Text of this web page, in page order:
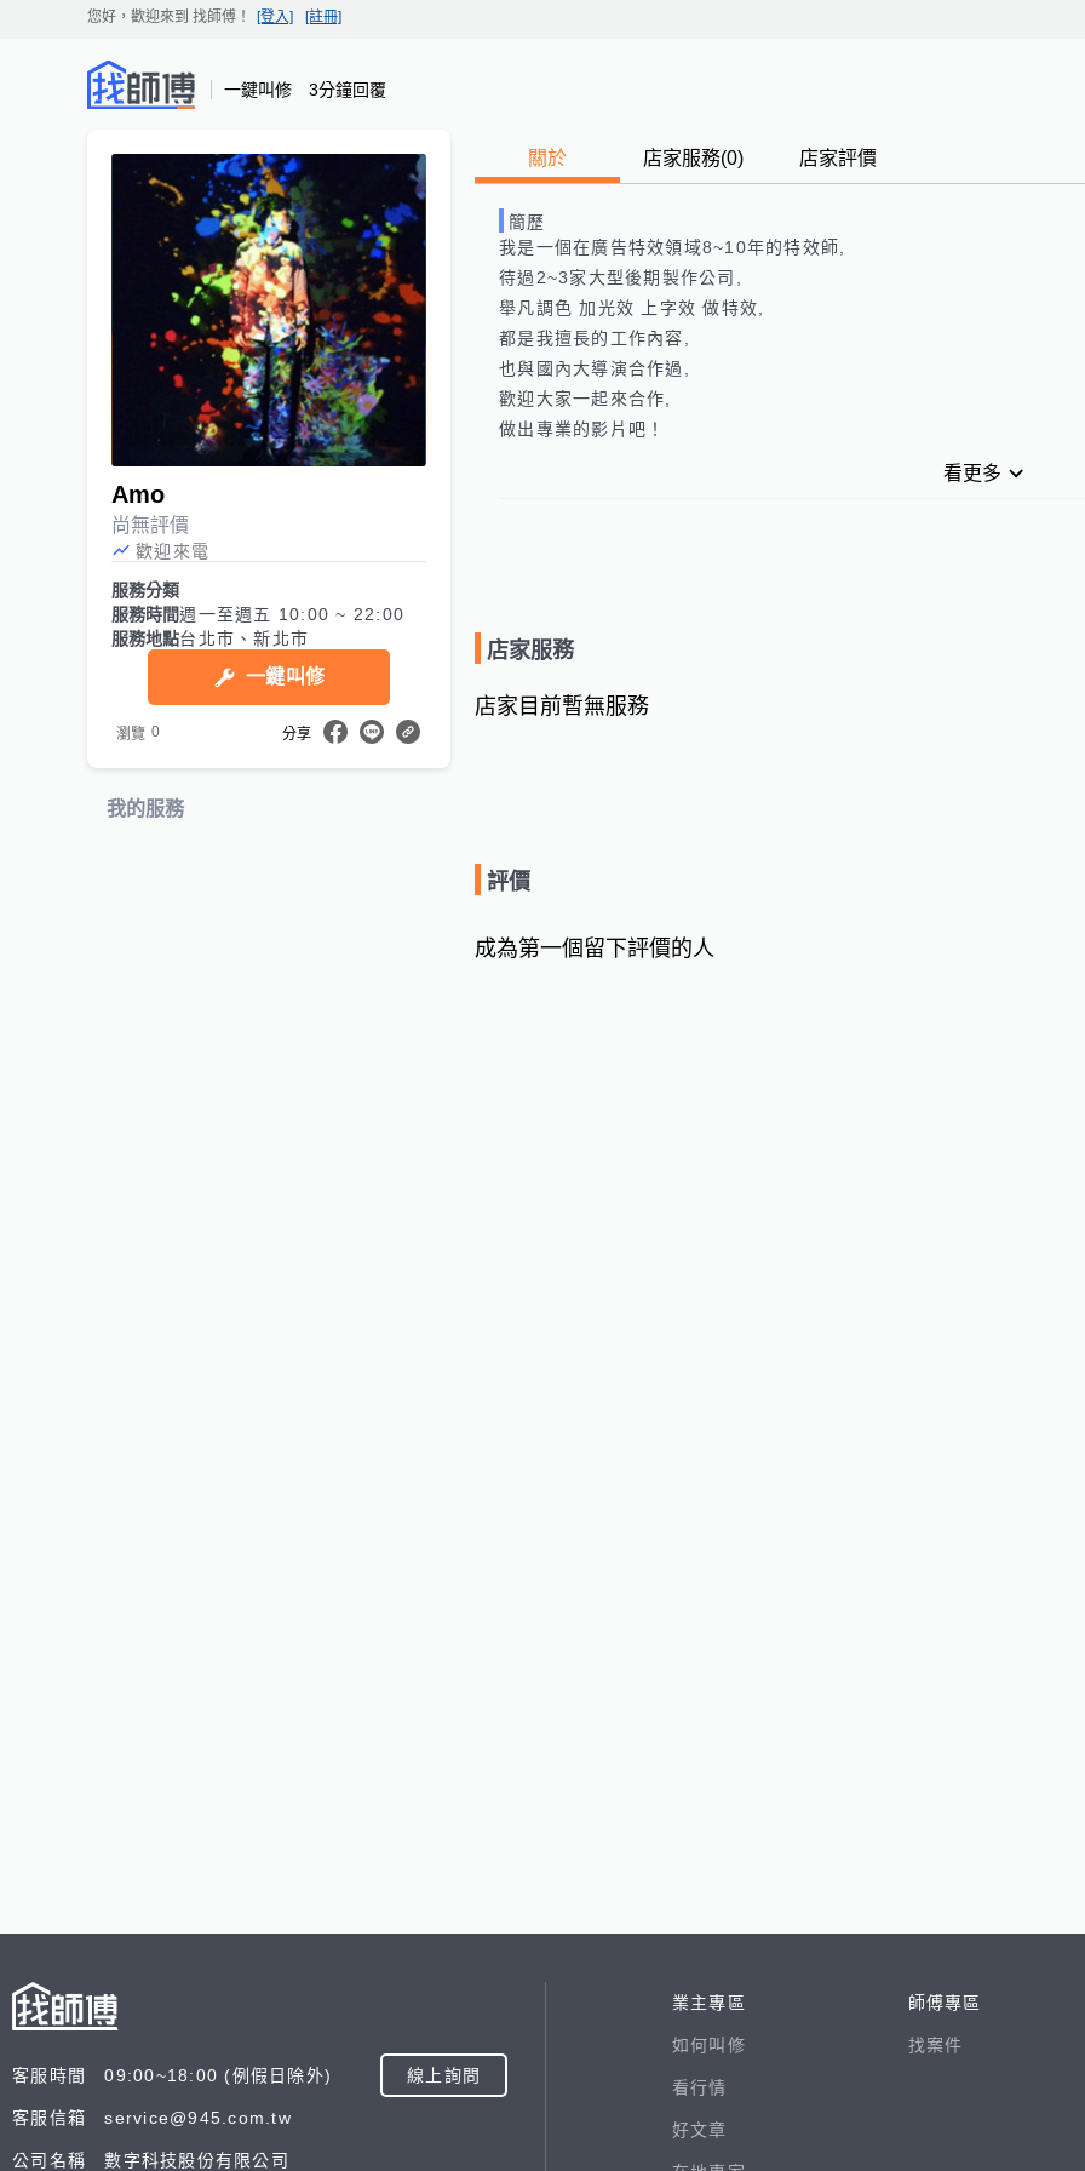
您好，歡迎來到 找師傅 ！ [登入] [註冊]
一鍵叫修 3分鐘回覆
Amo
尚無評價
歡迎來電
服務分類
服務時間週一至週五 10:00 ~ 22:00
服務地點台北市、新北市
一鍵叫修
瀏覽 0 分享
我的服務
關於 店家服務(0) 店家評價
簡歷
我是一個在廣告特效領域8~10年的特效師,
待過2~3家大型後期製作公司,
舉凡調色 加光效 上字效 做特效,
都是我擅長的工作內容,
也與國內大導演合作過,
歡迎大家一起來合作,
做出專業的影片吧！
看更多
店家服務
店家目前暫無服務
評價
成為第一個留下評價的人
客服時間 09:00~18:00 (例假日除外) 線上詢問
客服信箱 service@945.com.tw
公司名稱 數字科技股份有限公司
業主專區
如何叫修
看行情
好文章
師傅專區
找案件